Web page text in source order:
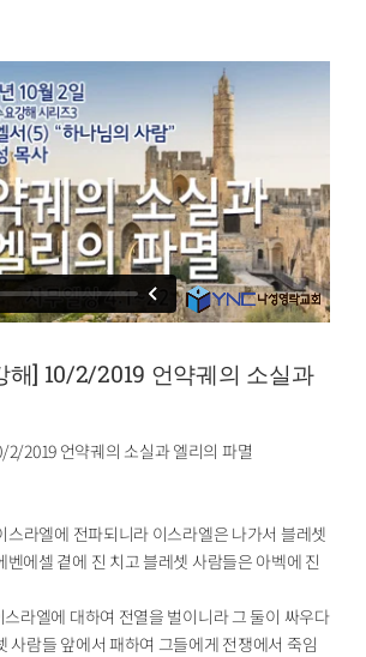
해] 10/2/2019 언약궤의 소실과
2/2019 언약궤의 소실과 엘리의 파멸
스라엘에 전파되니라 이스라엘은 나가서 블레셋
벤에셀 곁에 진 치고 블레셋 사람들은 아벡에 진
라엘에 대하여 전열을 벌이니라 그 둘이 싸우다
사람들 앞에서 패하여 그들에게 전쟁에서 죽임